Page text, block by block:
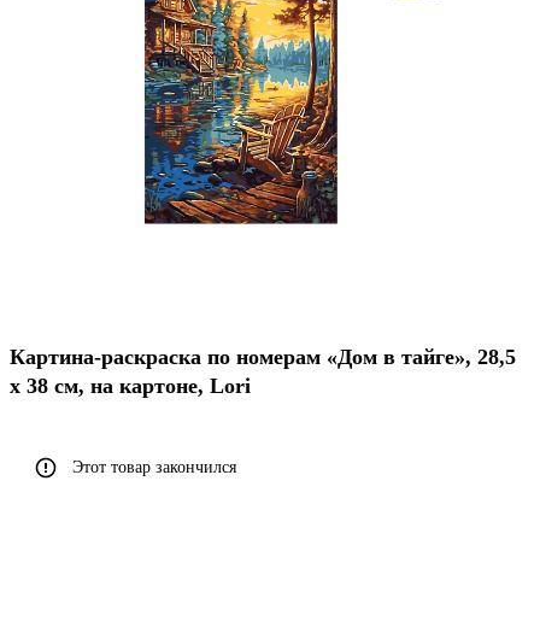
Картина-раскраска по номерам «Дом в тайге», 28,5
х 38 см, на картоне, Lori
Этот товар закончился